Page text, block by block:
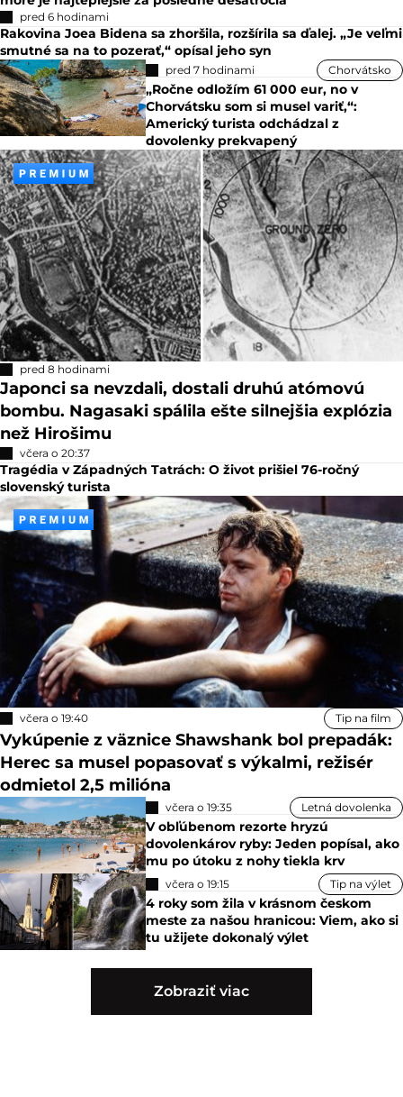
pred 6 hodinami
Rakovina Joea Bidena sa zhoršila, rozšírila sa ďalej. „Je veľmi
smutné sa na to pozerať,“ opísal jeho syn
pred 7 hodinami Chorvátsko
„Ročne odložím 61 000 eur, no v
Chorvátsku som si musel variť,“:
Americký turista odchádzal z
dovolenky prekvapený
pred 8 hodinami
Japonci sa nevzdali, dostali druhú atómovú
bombu. Nagasaki spálila ešte silnejšia explózia
než Hirošimu
včera o 20:37
Tragédia v Západných Tatrách: O život prišiel 76-ročný
slovenský turista
včera o 19:40 Tip na film
Vykúpenie z väznice Shawshank bol prepadák:
Herec sa musel popasovať s výkalmi, režisér
odmietol 2,5 milióna
včera o 19:35 Letná dovolenka
V obľúbenom rezorte hryzú
dovolenkárov ryby: Jeden popísal, ako
mu po útoku z nohy tiekla krv
včera o 19:15 Tip na výlet
4 roky som žila v krásnom českom
meste za našou hranicou: Viem, ako si
tu užijete dokonalý výlet
Zobraziť viac